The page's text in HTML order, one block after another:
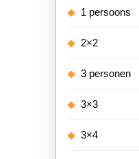
1 persoons
2×2
3 personen
3×3
3×4